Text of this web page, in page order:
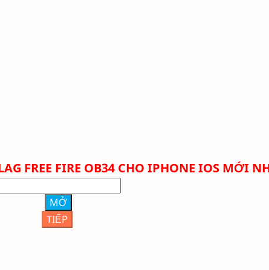
FREE FIRE OB34 CHO IPHONE IOS MỚI
MỞ
TIẾP